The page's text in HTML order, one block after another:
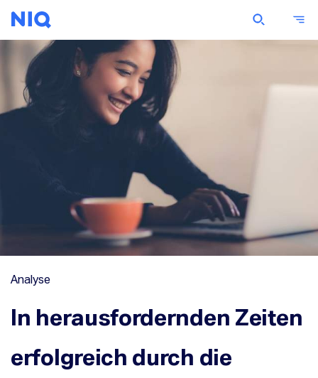
Analyse
In herausfordernden Zeiten
erfolgreich durch die